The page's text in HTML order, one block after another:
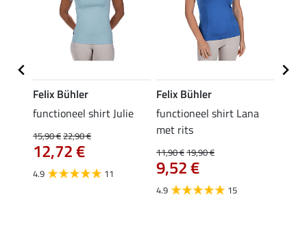
Felix Bühler
functioneel shirt Julie
15,90 €22,90 €
12,72 €
4.9 11
Felix Bühler
functioneel shirt Lana
met rits
11,90 €19,90 €
9,52 €
4.9 15